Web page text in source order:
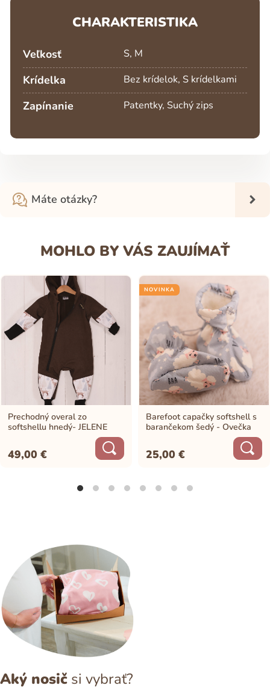
CHARAKTERISTIKA
Veľkosť S, M
Krídelka Bez krídelok, S krídelkami
Zapínanie Patentky, Suchý zips
Máte otázky?
MOHLO BY VÁS ZAUJÍMAŤ
Prechodný overal zo
softshellu hnedý- JELENE
49,00€
NOVINKA
Barefoot capačky softshell s
barančekom šedý - Ovečka
25,00€
Aký nosič si vybrať?